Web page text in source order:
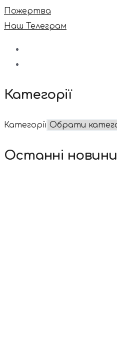
Пожертва
Наш Телеграм
Категорії
Категорії
Останні новини